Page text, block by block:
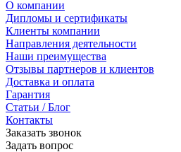
О компании
Дипломы и сертификаты
Клиенты компании
Направления деятельности
Наши преимущества
Отзывы партнеров и клиентов
Доставка и оплата
Гарантия
Статьи / Блог
Контакты
Заказать звонок
Задать вопрос